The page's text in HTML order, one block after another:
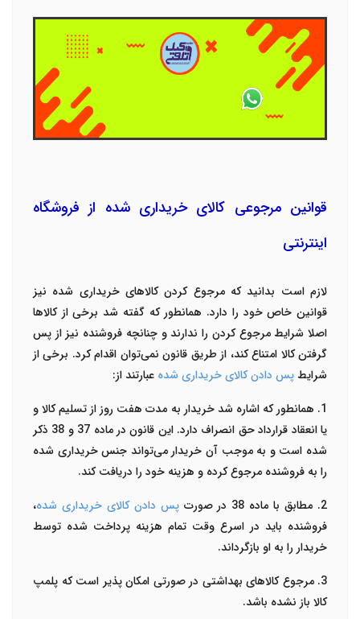
قوانین مرجوعی کالای خریداری شده از فروشگاه
اینترنتی
لازم است بدانید که مرجوع کردن کالاهای خریداری شده نیز
قوانین خاص خود را دارد. همانطور که گفته شد برخی از کالاها
اصلا شرایط مرجوع کردن را ندارند و چنانچه فروشنده نیز از پس
گرفتن کالا امتناع کند، از طریق قانون نمی‌توان اقدام کرد. برخی از
شرایطپس دادن کالای خریداری شده عبارتند از:
1. همانطور که اشاره شد خریدار به مدت هفت روز از تسلیم کالا و
یا انعقاد قرارداد حق انصراف دارد. این قانون در ماده 37 و 38 ذکر
شده است و به موجب آن خریدار می‌تواند جنس خریداری شده
را به فروشنده مرجوع کرده و هزینه خود را دریافت کند.
2. مطابق با ماده 38 در صورت
پس دادن کالای خریداری شده،
فروشنده باید در اسرع وقت تمام هزینه پرداخت شده توسط
خریدار را به او بازگرداند.
3. مرجوع کالاهای بهداشتی در صورتی امکان پذیر است که پلمپ
کالا باز نشده باشد.